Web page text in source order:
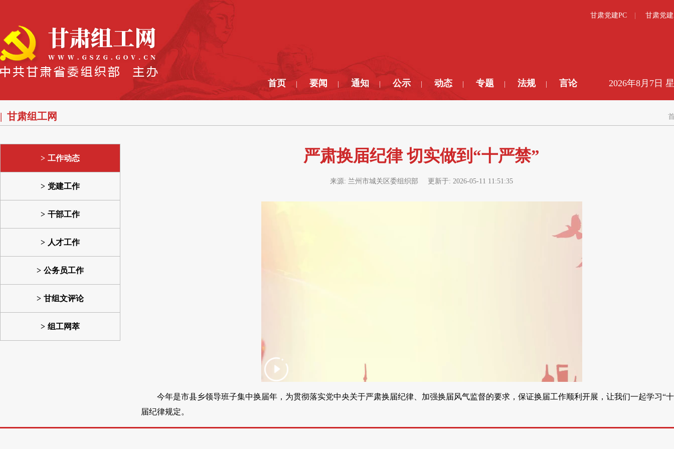
甘肃党建PC 甘肃党
首页 要闻 通知 公示 动态 专题 法规 言论 2026年8月7日
甘肃组工网
工作动态
党建工作
干部工作
人才工作
公务员工作
甘组文评论
组工网萃
严肃换届纪律 切实做到“十严禁”
来源: 兰州市城关区委组织部 更新于: 2026-05-11 11:51:35
今年是市县乡领导班子集中换届年，为贯彻落实党中央关于严肃换届纪律、加强换届风气监督的要求，保证换届工作顺利开展，让我们一起学习“
届纪律规定。